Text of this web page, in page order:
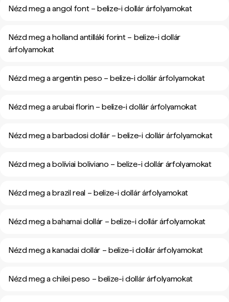
Nézd meg a angol font – belize-i dollár árfolyamokat
Nézd meg a holland antilláki forint – belize-i dollár
árfolyamokat
Nézd meg a argentin peso – belize-i dollár árfolyamokat
Nézd meg a arubai florin – belize-i dollár árfolyamokat
Nézd meg a barbadosi dollár – belize-i dollár árfolyamokat
Nézd meg a bolíviai boliviano – belize-i dollár árfolyamokat
Nézd meg a brazil real – belize-i dollár árfolyamokat
Nézd meg a bahamai dollár – belize-i dollár árfolyamokat
Nézd meg a kanadai dollár – belize-i dollár árfolyamokat
Nézd meg a chilei peso – belize-i dollár árfolyamokat